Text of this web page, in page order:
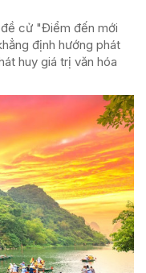
cử "Điểm đến mới
định hướng phát
huy giá trị văn hóa